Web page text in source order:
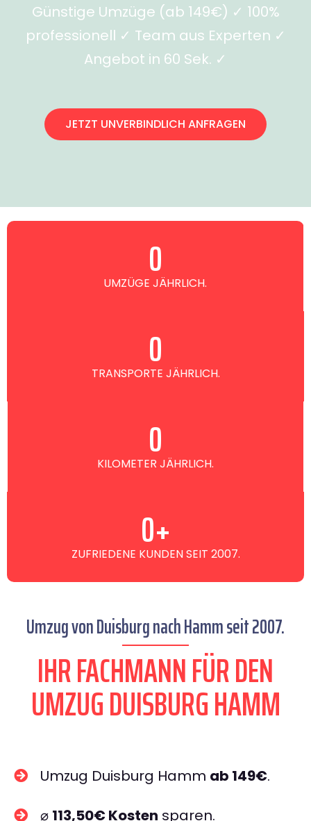
Günstige Umzüge (ab 149€) ✓ 100%
professionell ✓ Team aus Experten ✓
Angebot in 60 Sek. ✓
JETZT UNVERBINDLICH ANFRAGEN
UMZÜGE JÄHRLICH.
0
TRANSPORTE JÄHRLICH.
0
KILOMETER JÄHRLICH.
0
ZUFRIEDENE KUNDEN SEIT 2007.
0+
Umzug von Duisburg nach Hamm seit 2007.
IHR FACHMANN FÜR DEN
UMZUG DUISBURG HAMM
Umzug Duisburg Hamm ab 149€.
⌀ 113,50€ Kosten sparen.